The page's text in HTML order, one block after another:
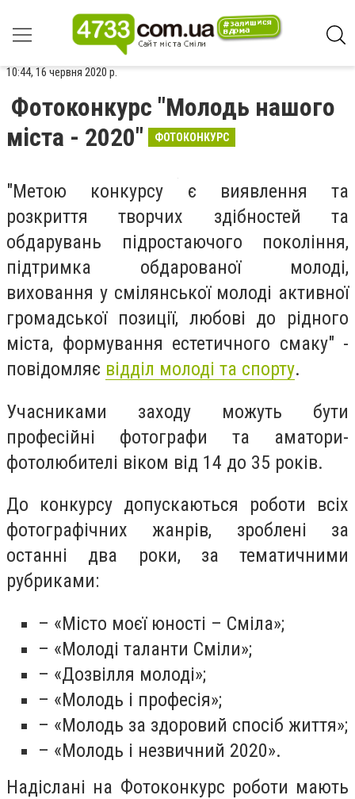
10:44, 16 червня 2020 р.
Фотоконкурс "Молодь нашого
міста - 2020"
ФОТОКОНКУРС
"Метою конкурсу є виявлення та
розкриття творчих здібностей та
обдарувань підростаючого покоління,
підтримка обдарованої молоді,
виховання у смілянської молоді активної
громадської позиції, любові до рідного
міста, формування естетичного смаку" -
повідомляє відділ молоді та спорту.
Учасниками заходу можуть бути
професійні фотографи та аматори-
фотолюбителі віком від 14 до 35 років.
До конкурсу допускаються роботи всіх
фотографічних жанрів, зроблені за
останні два роки, за тематичними
рубриками:
– «Місто моєї юності – Сміла»;
– «Молоді таланти Сміли»;
– «Дозвілля молоді»;
– «Молодь і професія»;
– «Молодь за здоровий спосіб життя»;
– «Молодь і незвичний 2020».
Надіслані на Фотоконкурс роботи мають